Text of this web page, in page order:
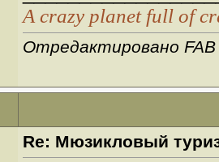
А crazy planet full of
Отредактировано
Re: Мюзикловый